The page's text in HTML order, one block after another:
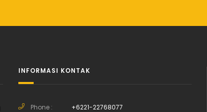
INFORMASI KONTAK
Phone : +6221-22768077